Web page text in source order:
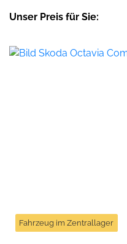
Unser Preis für Sie:
Fahrzeug im Zentrallager